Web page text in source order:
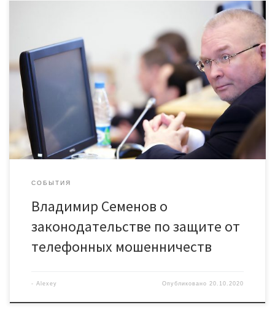
Накануне ГосДума в первом чтении рассмотрела поправки
в законодательство, направленные на пресечение
мошеннических действий с помощью мобильной связи.
Председатель Комитета Думы Югры по законодательству,
вопросам государственной власти и местному
самоуправлению Владимир Семенов прокомментировал
правовые новации: — Очень часто звонки, приводящие
к мошенническому списанию средств с банковских карт
граждан, совершаются из мест заключения. Согласно
рассматриваемым поправкам оператор связи обязан […]
СОБЫТИЯ
Владимир Семенов о
законодательстве по защите от
телефонных мошенничеств
- Alexey Опубликовано20.10.2020